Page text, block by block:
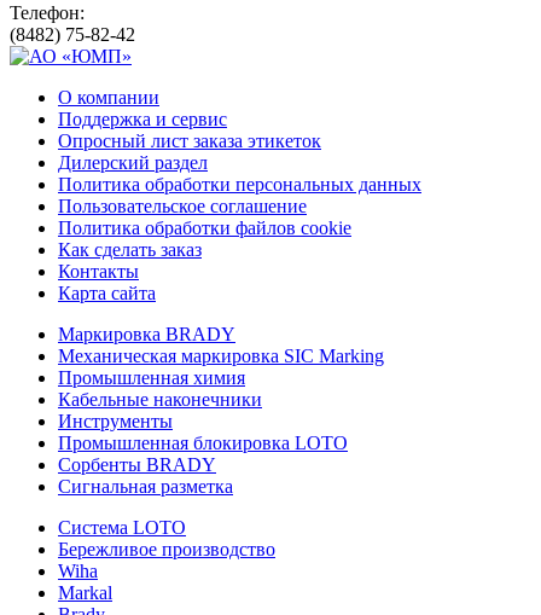
Телефон:
(8482) 75-82-42
О компании
Поддержка и сервис
Опросный лист заказа этикеток
Дилерский раздел
Политика обработки персональных данных
Пользовательское соглашение
Политика обработки файлов cookie
Как сделать заказ
Контакты
Карта сайта
Маркировка BRADY
Механическая маркировка SIC Marking
Промышленная химия
Кабельные наконечники
Инструменты
Промышленная блокировка LOTO
Сорбенты BRADY
Сигнальная разметка
Система LOTO
Бережливое производство
Wiha
Markal